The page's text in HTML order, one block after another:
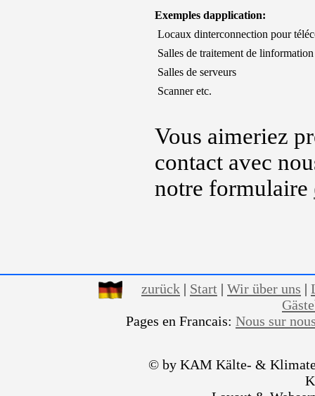
Exemples dapplication:
 Locaux dinterconnection pour
 Salles de traitement de linformation
 Salles de serveurs
 Scanner etc.
Vous aimeriez
contact avec
notre formulaire
zurück | Start | Wir über uns |
Pages en Francais: Nous sur
© by KAM Kälte- &